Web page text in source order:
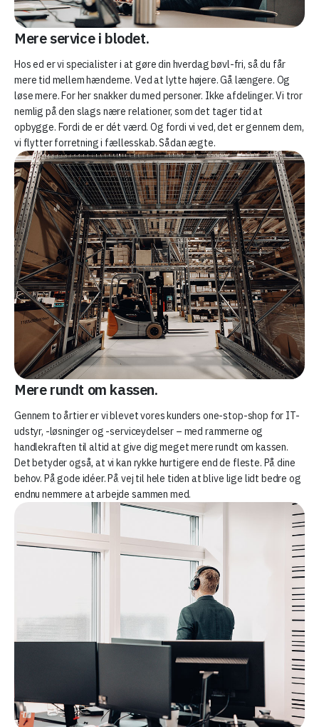
Mere service i blodet.
Hos ed er vi specialister i at gøre din hverdag bøvl-fri, så du får
mere tid mellem hænderne. Ved at lytte højere. Gå længere. Og
løse mere. For her snakker du med personer. Ikke afdelinger. Vi tror
nemlig på den slags nære relationer, som det tager tid at
opbygge. Fordi de er dét værd. Og fordi vi ved, det er gennem dem,
vi flytter forretning i fællesskab. Sådan ægte.
Mere rundt om kassen.
Gennem to årtier er vi blevet vores kunders one-stop-shop for IT-
udstyr, -løsninger og -serviceydelser – med rammerne og
handlekraften til altid at give dig meget mere rundt om kassen.
Det betyder også, at vi kan rykke hurtigere end de fleste. På dine
behov. På gode idéer. På vej til hele tiden at blive lige lidt bedre og
endnu nemmere at arbejde sammen med.